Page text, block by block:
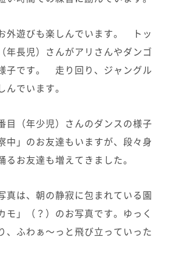
外遊びも楽しんでいます。 トッ
年長児）さんがアリさんやダンゴ
子です。 走り回り、ジャングル
でいます。
目（年少児）さんのダンスの様子
」のお友達もいますが、段々身
お友達も増えてきました。
真は、朝の静寂に包まれている園
モ」（？）のお写真です。ゆっく
、ふわぁ～っと飛び立っていった